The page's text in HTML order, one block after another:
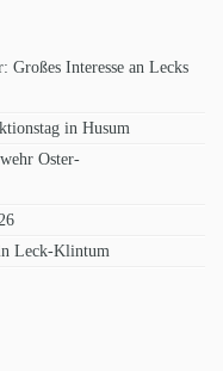
Großes Interesse an Lecks
in Husum
Oster-
Leck-Klintum